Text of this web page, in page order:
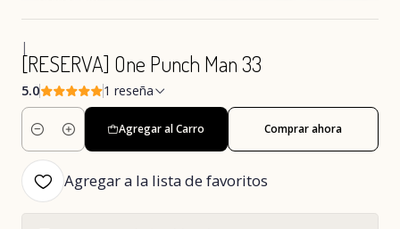
|
[RESERVA] One Punch Man 33
5.0 1 reseña
Cantidad
Agregar al Carro Comprar ahora
Agregar a la lista de favoritos